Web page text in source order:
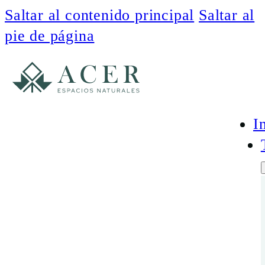
Saltar al contenido principal Saltar al
pie de página